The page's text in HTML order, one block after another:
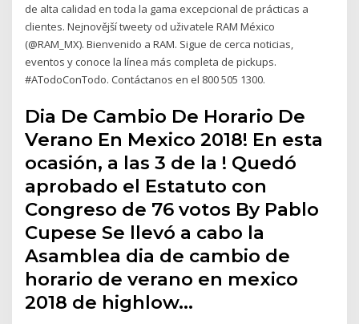
de alta calidad en toda la gama excepcional de prácticas a
clientes. Nejnovější tweety od uživatele RAM México
(@RAM_MX). Bienvenido a RAM. Sigue de cerca noticias,
eventos y conoce la línea más completa de pickups.
#ATodoConTodo. Contáctanos en el 800 505 1300.
Dia De Cambio De Horario De
Verano En Mexico 2018! En esta
ocasión, a las 3 de la ! Quedó
aprobado el Estatuto con
Congreso de 76 votos By Pablo
Cupese Se llevó a cabo la
Asamblea dia de cambio de
horario de verano en mexico
2018 de highlow…